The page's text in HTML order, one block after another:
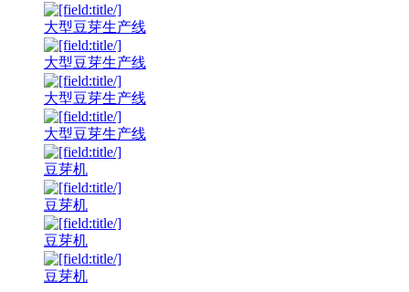
大型豆芽生产线
大型豆芽生产线
大型豆芽生产线
大型豆芽生产线
豆芽机
豆芽机
豆芽机
豆芽机